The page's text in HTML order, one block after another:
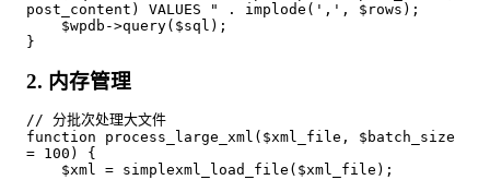
post_content) VALUES " . implode(',', $rows);
}
2. 内存管理
// 分批次处理大文件
function process_large_xml($xml_file, $batch_size
= 100) {